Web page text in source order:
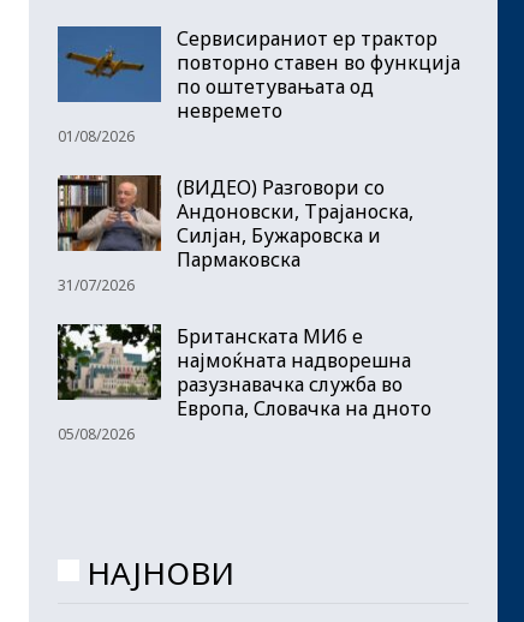
Сервисираниот ер трактор
повторно ставен во функција
по оштетувањата од
невремето
01/08/2026
(ВИДЕО) Разговори со
Андоновски, Трајаноска,
Силјан, Бужаровска и
Пармаковска
31/07/2026
Британската МИ6 е
најмоќната надворешна
разузнавачка служба во
Европа, Словачка на дното
05/08/2026
НАЈНОВИ